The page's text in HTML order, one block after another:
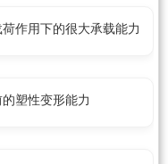
作用下的很大承载能力
塑性变形能力